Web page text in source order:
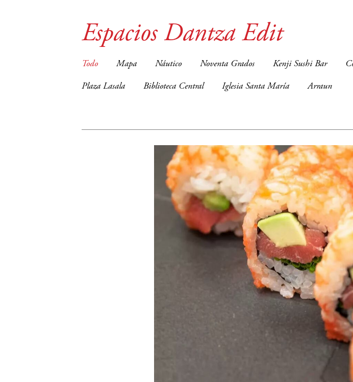
Espacios Dantza Edit
Todo Mapa Náutico Noventa Grados Kenji Sushi Bar
Plaza Lasala Biblioteca Central Iglesia Santa María Arraun